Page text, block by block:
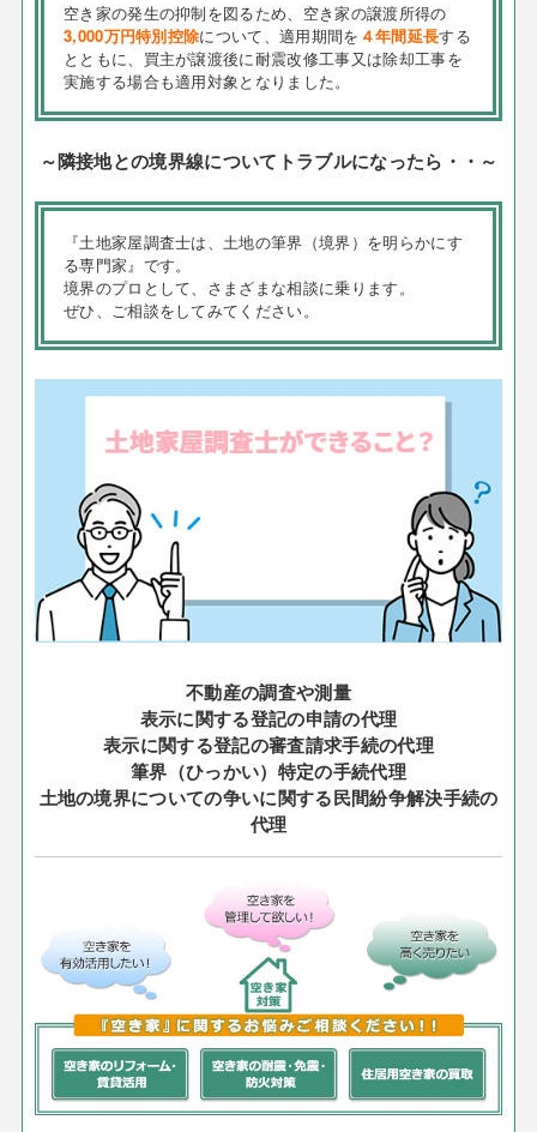
空き家の発生の抑制を図るため、空き家の譲渡所得の
3,000万円特別控除について、適用期間を ４年間延長する
とともに、買主が譲渡後に耐震改修工事又は除却工事を
実施する場合も適用対象となりました。
～隣接地との境界線についてトラブルになったら・・～
『土地家屋調査士は、土地の筆界（境界）を明らかにす
る専門家』です。
境界のプロとして、さまざまな相談に乗ります。
ぜひ、ご相談をしてみてください。
不動産の調査や測量
表示に関する登記の申請の代理
表示に関する登記の審査請求手続の代理
筆界（ひっかい）特定の手続代理
土地の境界についての争いに関する民間紛争解決手続の
代理